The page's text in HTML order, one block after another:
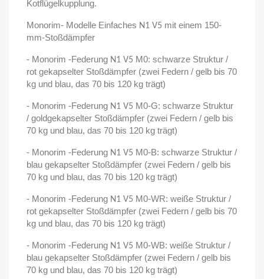
Kotflügelkupplung.
Monorim- Modelle Einfaches N1 V5 mit einem 150-
mm-Stoßdämpfer
- Monorim -Federung N1 V5 M0: schwarze Struktur /
rot gekapselter Stoßdämpfer (zwei Federn / gelb bis 70
kg und blau, das 70 bis 120 kg trägt)
- Monorim -Federung N1 V5 M0-G: schwarze Struktur
/ goldgekapselter Stoßdämpfer (zwei Federn / gelb bis
70 kg und blau, das 70 bis 120 kg trägt)
- Monorim -Federung N1 V5 M0-B: schwarze Struktur /
blau gekapselter Stoßdämpfer (zwei Federn / gelb bis
70 kg und blau, das 70 bis 120 kg trägt)
- Monorim -Federung N1 V5 M0-WR: weiße Struktur /
rot gekapselter Stoßdämpfer (zwei Federn / gelb bis 70
kg und blau, das 70 bis 120 kg trägt)
- Monorim -Federung N1 V5 M0-WB: weiße Struktur /
blau gekapselter Stoßdämpfer (zwei Federn / gelb bis
70 kg und blau, das 70 bis 120 kg trägt)